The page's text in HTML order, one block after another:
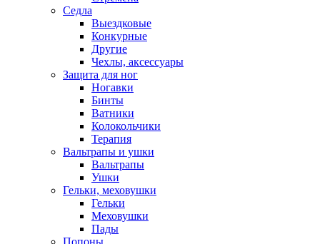
Седла
Выездковые
Конкурные
Другие
Чехлы, аксессуары
Защита для ног
Ногавки
Бинты
Ватники
Колокольчики
Терапия
Вальтрапы и ушки
Вальтрапы
Ушки
Гельки, меховушки
Гельки
Меховушки
Пады
Попоны